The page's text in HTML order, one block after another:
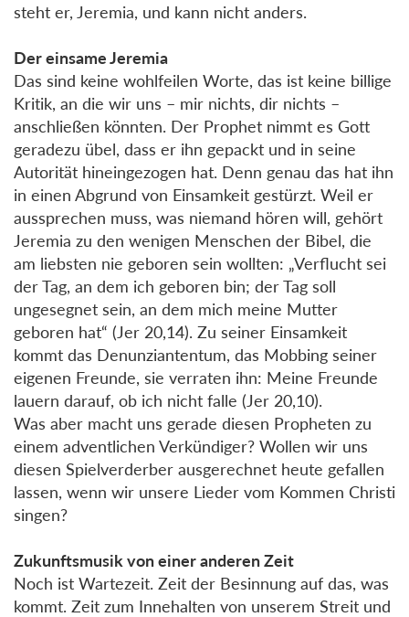
steht er, Jeremia, und kann nicht anders.
Der einsame Jeremia
Das sind keine wohlfeilen Worte, das ist keine billige
Kritik, an die wir uns – mir nichts, dir nichts –
anschließen könnten. Der Prophet nimmt es Gott
geradezu übel, dass er ihn gepackt und in seine
Autorität hineingezogen hat. Denn genau das hat ihn
in einen Abgrund von Einsamkeit gestürzt. Weil er
aussprechen muss, was niemand hören will, gehört
Jeremia zu den wenigen Menschen der Bibel, die
am liebsten nie geboren sein wollten: „Verflucht sei
der Tag, an dem ich geboren bin; der Tag soll
ungesegnet sein, an dem mich meine Mutter
geboren hat“ (Jer 20,14). Zu seiner Einsamkeit
kommt das Denunziantentum, das Mobbing seiner
eigenen Freunde, sie verraten ihn: Meine Freunde
lauern darauf, ob ich nicht falle (Jer 20,10).
Was aber macht uns gerade diesen Propheten zu
einem adventlichen Verkündiger? Wollen wir uns
diesen Spielverderber ausgerechnet heute gefallen
lassen, wenn wir unsere Lieder vom Kommen Christi
singen?
Zukunftsmusik von einer anderen Zeit
Noch ist Wartezeit. Zeit der Besinnung auf das, was
kommt. Zeit zum Innehalten von unserem Streit und